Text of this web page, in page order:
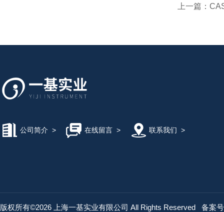
上一篇：
公司简介 > 在线留言> 联系我们 >
版权所有©2026 上海一基实业有限公司 All Rights Reserved 备案